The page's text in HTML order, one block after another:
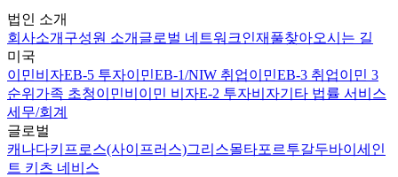
법인 소개
회사소개 구성원 소개 글로벌 네트워크인재풀찾아오시는 길
미국
이민비자EB-5 투자이민EB-1/NIW 취업이민EB-3 취업이민 3
순위 가족 초청이민비이민 비자E-2 투자비자기타 법률 서비스
세무/회계
글로벌
캐나다키프로스(사이프러스)그리스몰타포르투갈두바이 세인
트 키츠 네비스